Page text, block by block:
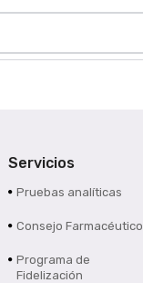
Servicios
Pruebas analíticas
Consejo Farmacéutico
Programa de
Fidelización